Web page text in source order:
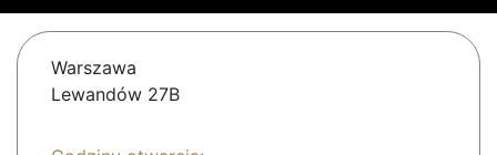
Warszawa
Lewandów 27B